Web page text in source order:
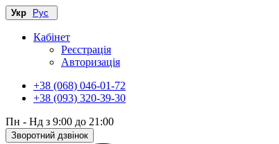
Укр Рус
Кабінет
Реєстрація
Авторизація
+38 (068) 046-01-72
+38 (093) 320-39-30
Пн - Нд з 9:00 до 21:00
Зворотний дзвінок